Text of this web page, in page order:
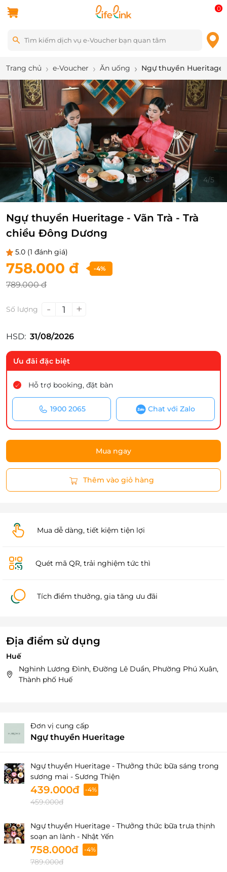
0
Trang chủ e-Voucher Ăn uống Ngự thuyền Hueritage
4/5
Ngự thuyền Hueritage - Vãn Trà - Trà
chiều Đông Dương
5.0 (1 đánh giá)
758.000 đ -4%
789.000 đ
Số lượng - 1 +
HSD: 31/08/2026
Ưu đãi đặc biệt
Hỗ trợ booking, đặt bàn
1900 2065 Chat với Zalo
Mua ngay
Thêm vào giỏ hàng
Mua dễ dàng, tiết kiệm tiện lợi
Quét mã QR, trải nghiệm tức thì
Tích điểm thưởng, gia tăng ưu đãi
Địa điểm sử dụng
Huế
Nghinh Lương Đình, Đường Lê Duẩn, Phường Phú Xuân,
Thành phố Huế
Đơn vị cung cấp
Ngự thuyền Hueritage
Ngự thuyền Hueritage - Thưởng thức bữa sáng trong
sương mai - Sương Thiện
439.000đ -4%
459.000đ
Ngự thuyền Hueritage - Thưởng thức bữa trưa thịnh
soạn an lành - Nhật Yến
758.000đ -4%
789.000đ